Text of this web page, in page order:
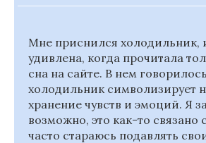
Мне приснился холодильник,
удивлена, когда прочитала
сна на сайте. В нем
холодильник символизирует
хранение чувств и эмоций. Я
возможно, это как-то связано
часто стараюсь подавлять